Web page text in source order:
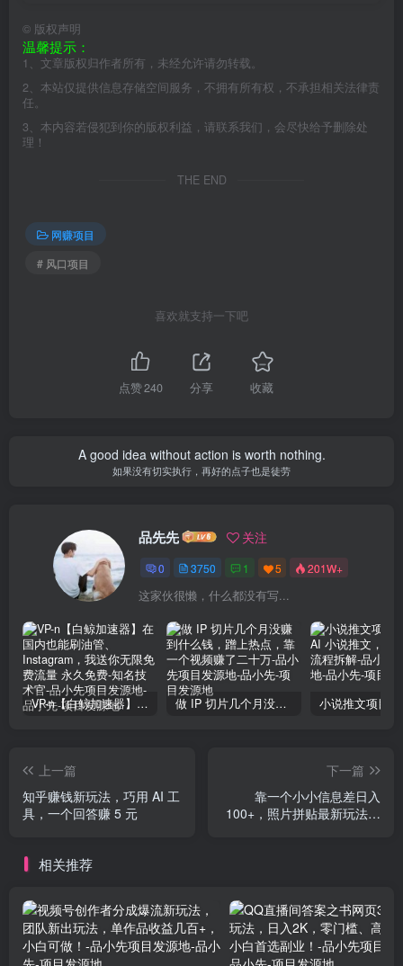
© 版权声明
温馨提示：
1、文章版权归作者所有，未经允许请勿转载。
2、本站仅提供信息存储空间服务，不拥有所有权，不承担相关法律责
任。
3、本内容若侵犯到你的版权利益，请联系我们，会尽快给予删除处
理！
THE END
网赚项目
# 风口项目
喜欢就支持一下吧
点赞240 分享 收藏
A good idea without action is worth nothing.
如果没有切实执行，再好的点子也是徒劳
品先先 关注
0 3750 1 5 201W+
这家伙很懒，什么都没有写...
VP-n【白鲸加速器】在国内也能刷油管、Instagram，我送你无限免费流量 永久免费-知名技术官-品小先项目发源地 做 IP 切片几个月没赚到什么钱，蹭上热点，靠一个视频赚了二十万-品小先项目发源地
上一篇
知乎赚钱新玩法，巧用 AI 工
具，一个回答赚 5 元
下一篇
靠一个小小信息差日入
100+，照片拼贴最新玩法，
相关推荐